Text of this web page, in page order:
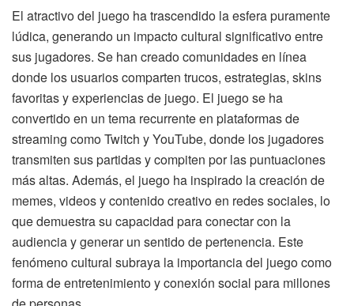
El atractivo del juego ha trascendido la esfera puramente
lúdica, generando un impacto cultural significativo entre
sus jugadores. Se han creado comunidades en línea
donde los usuarios comparten trucos, estrategias, skins
favoritas y experiencias de juego. El juego se ha
convertido en un tema recurrente en plataformas de
streaming como Twitch y YouTube, donde los jugadores
transmiten sus partidas y compiten por las puntuaciones
más altas. Además, el juego ha inspirado la creación de
memes, videos y contenido creativo en redes sociales, lo
que demuestra su capacidad para conectar con la
audiencia y generar un sentido de pertenencia. Este
fenómeno cultural subraya la importancia del juego como
forma de entretenimiento y conexión social para millones